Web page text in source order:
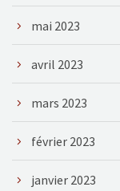
mai 2023
avril 2023
mars 2023
février 2023
janvier 2023